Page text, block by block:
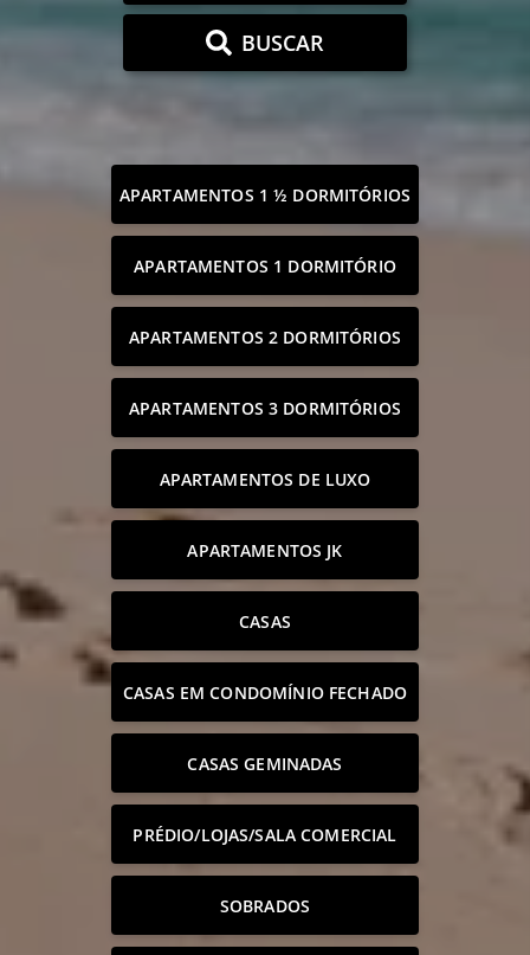
BUSCAR
APARTAMENTOS 1 ½ DORMITÓRIOS
APARTAMENTOS 1 DORMITÓRIO
APARTAMENTOS 2 DORMITÓRIOS
APARTAMENTOS 3 DORMITÓRIOS
APARTAMENTOS DE LUXO
APARTAMENTOS JK
CASAS
CASAS EM CONDOMÍNIO FECHADO
CASAS GEMINADAS
PRÉDIO/LOJAS/SALA COMERCIAL
SOBRADOS